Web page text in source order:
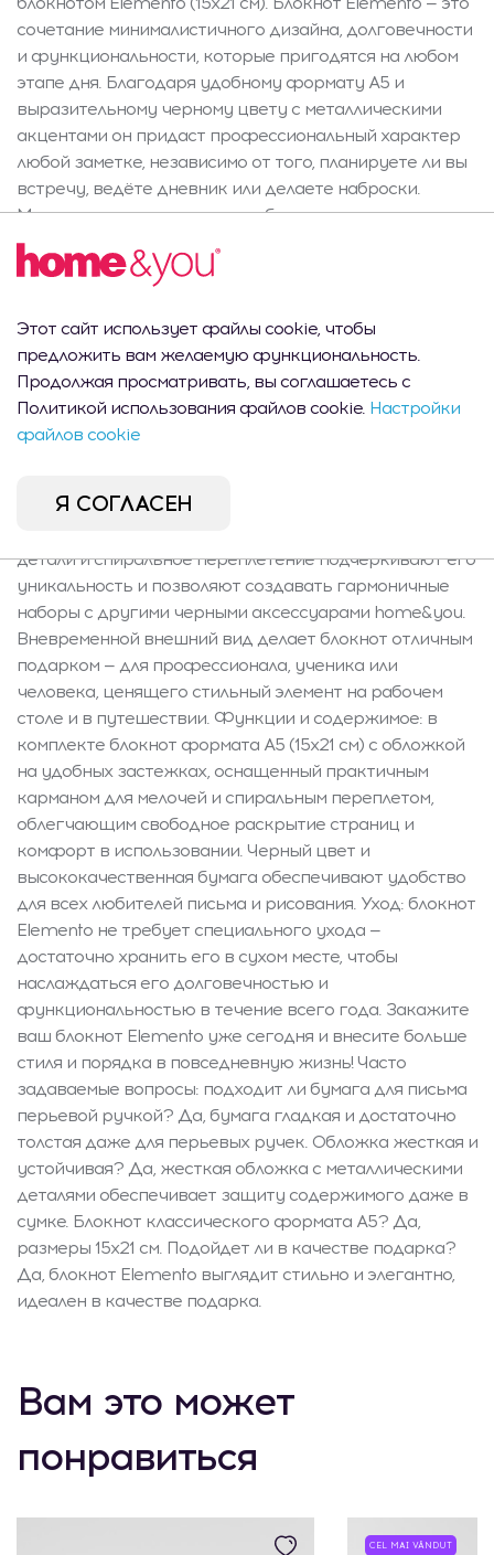
сочетание минималистичного дизайна, долговечности
и функциональности, которые пригодятся на любом
этапе дня. Благодаря удобному формату A5 и
выразительному черному цвету с металлическими
акцентами он придаст профессиональный характер
любой заметке, независимо от того, планируете ли вы
встречу, ведёте дневник или делаете наброски.
Материалы и преимущества: блокнот изготовлен из
высококачественной бумаги и укрепленных
металлических элементов. Бумага обеспечивает
удовольствие от письма даже перьевой ручкой;
металлические детали стабилизируют структуру и
защищают ваши записи на длительное время.
Легкость изделия (0,25 кг) делает его идеальным для
любой сумки и рюкзака, не утяжеляя ежедневные
блокнот Elemento в соответствии с актуальными
детали и спиральное переплетение подчеркивают его
уникальность и позволяют создавать гармоничные
наборы с другими черными аксессуарами home&you.
Вневременной внешний вид делает блокнот отличным
подарком — для профессионала, ученика или
человека, ценящего стильный элемент на рабочем
столе и в путешествии. Функции и содержимое: в
комплекте блокнот формата A5 (15x21 см) с обложкой
на удобных застежках, оснащенный практичным
карманом для мелочей и спиральным переплетом,
облегчающим свободное раскрытие страниц и
комфорт в использовании. Черный цвет и
высококачественная бумага обеспечивают удобство
для всех любителей письма и рисования. Уход: блокнот
Elemento не требует специального ухода —
достаточно хранить его в сухом месте, чтобы
наслаждаться его долговечностью и
функциональностью в течение всего года. Закажите
ваш блокнот Elemento уже сегодня и внесите больше
стиля и порядка в повседневную жизнь! Часто
задаваемые вопросы: подходит ли бумага для письма
перьевой ручкой? Да, бумага гладкая и достаточно
толстая даже для перьевых ручек. Обложка жесткая и
устойчивая? Да, жесткая обложка с металлическими
деталями обеспечивает защиту содержимого даже в
сумке. Блокнот классического формата A5? Да,
размеры 15x21 см. Подойдет ли в качестве подарка?
Да, блокнот Elemento выглядит стильно и элегантно,
идеален в качестве подарка.
Вам это может
понравиться
CEL MAI VÂNDUT
Этот сайт использует файлы cookie, чтобы
предложить вам желаемую функциональность.
Продолжая просматривать, вы соглашаетесь с
Политикой использования файлов cookie. Настройки
файлов cookie
Я СОГЛАСЕН